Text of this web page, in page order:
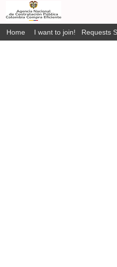
Home I want to join! Requests